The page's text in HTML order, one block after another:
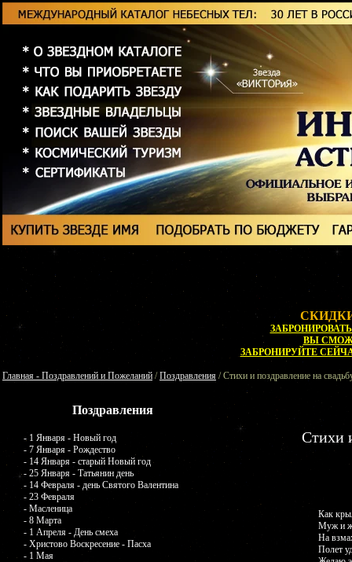
ВЫ
ЗАБРОНИРУЙТЕ
Главная - Поздравлений и Пожеланий /Поздравления / Стихи и поздравление на
Поздравления
- 1 Января - Новый год
- 7 Января - Рождество
- 14 Января - старый Новый год
- 25 Января - Татьянин день
- 14 Февраля - день Святого Валентина
- 23 Февраля
- Масленица
- 8 Марта
- 1 Апреля - День смеха
- Христово Воскресение - Пасха
- 1 Мая
Стихи
Как
Муж и
На
Полет